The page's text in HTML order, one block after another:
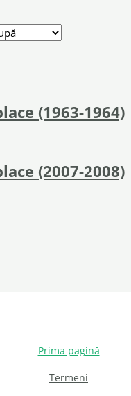
(1963-1964)
(2007-2008)
Prima pagină
Termeni